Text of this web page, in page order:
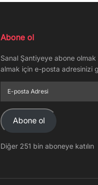
Abone ol
Sanal Şantiyeye abone
almak için e-posta adresinizi
posta
Adresi
Abone ol
Diğer 251 bin aboneye katılın